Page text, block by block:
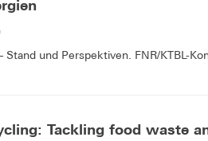
und Perspektiven. FNR/KTBL-
Tackling food waste